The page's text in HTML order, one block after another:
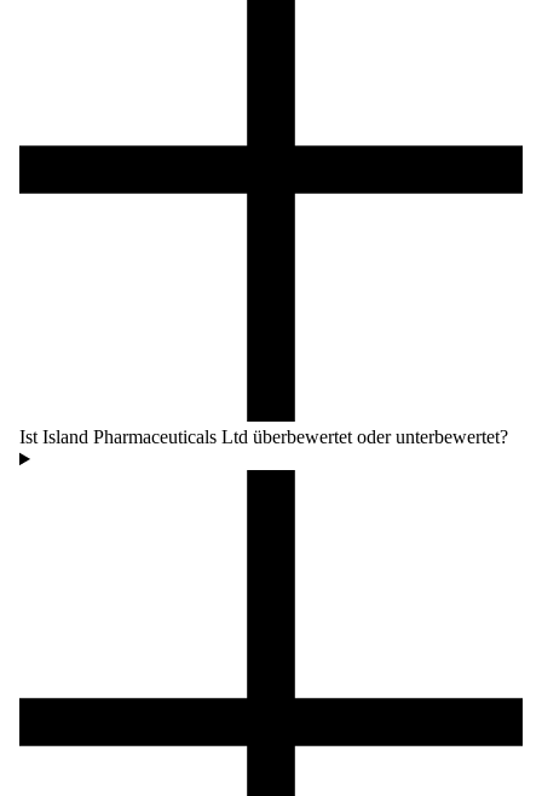
Ist Island Pharmaceuticals Ltd überbewertet oder unterbewertet?